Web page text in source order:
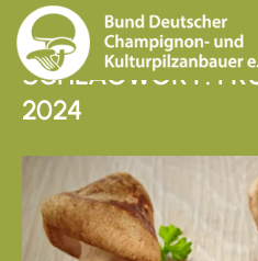
SCHLAGWORT:
2024